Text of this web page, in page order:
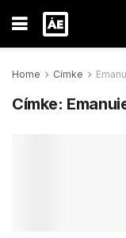
Home Címke
Címke: